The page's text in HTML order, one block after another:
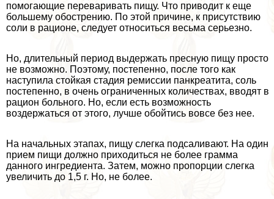
помогающие переваривать пищу. Что приводит к еще
большему обострению. По этой причине, к присутствию
соли в рационе, следует относиться весьма серьезно.
Но, длительный период выдержать пресную пищу просто
не возможно. Поэтому, постепенно, после того как
наступила стойкая стадия ремиссии панкреатита, соль
постепенно, в очень ограниченных количествах, вводят в
рацион больного. Но, если есть возможность
воздержаться от этого, лучше обойтись вовсе без нее.
На начальных этапах, пищу слегка подсаливают. На один
прием пищи должно приходиться не более грамма
данного ингредиента. Затем, можно пропорции слегка
увеличить до 1,5 г. Но, не более.